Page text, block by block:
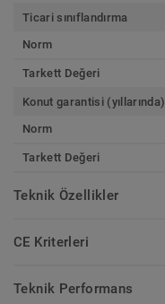
Ticari sınıflandırma
Norm
Tarkett Değeri
Konut garantisi (yıllarında)
Norm
Tarkett Değeri
Teknik Özellikler
CE Kriterleri
Teknik Performans